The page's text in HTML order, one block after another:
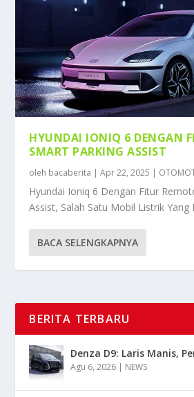
HYUNDAI IONIQ 6 DENGAN
SMART PARKING ASSIST
oleh bacaberita |Apr 22, 2025 |
Hyundai Ioniq 6 Dengan Fitur
Assist, Salah Satu Mobil Listrik Yang
BACA SELENGKAPNYA
BERITA TERBARU
Denza D9: Laris Manis,
Agu 6, 2026 | NEWS